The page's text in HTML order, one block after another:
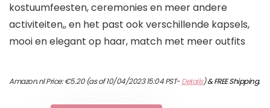
kostuumfeesten, ceremonies en meer andere
activiteiten,, en het past ook verschillende kapsels,
mooi en elegant op haar, match met meer outfits
Amazon.nl Price:€5.20(as of 10/04/2023 15:04 PST-Details)&FREE Shipping.